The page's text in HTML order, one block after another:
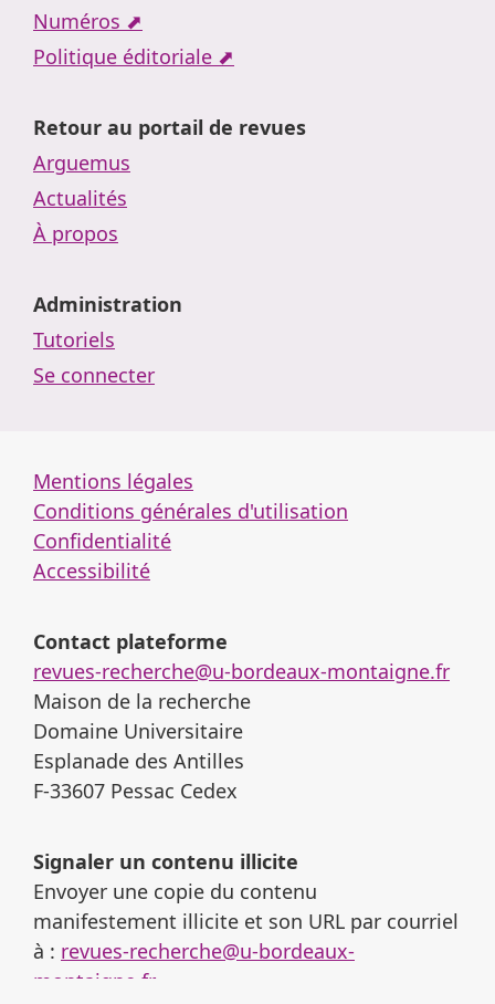
Numéros ⬈
Politique éditoriale ⬈
Retour au portail de revues
Arguemus
Actualités
À propos
Administration
Tutoriels
Se connecter
Mentions légales
Conditions générales d'utilisation
Confidentialité
Accessibilité
Contact plateforme
revues-recherche@u-bordeaux-montaigne.fr
Maison de la recherche
Domaine Universitaire
Esplanade des Antilles
F-33607 Pessac Cedex
Signaler un contenu illicite
Envoyer une copie du contenu
manifestement illicite et son URL par courriel
à : revues-recherche@u-bordeaux-
montaigne.fr.